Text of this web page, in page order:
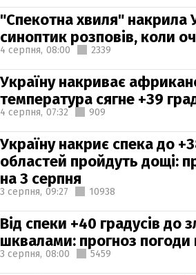
"Спекотна хвиля" накрила
синоптик розповів, коли
4 серпня, 08:00 2339
Україну накриває
температура сягне +39
4 серпня, 07:32 909
Україну накриє спека до
областей пройдуть дощі:
на 3 серпня
3 серпня, 09:27 10938
Від спеки +40 градусів до
шквалами: прогноз погоди
3 серпня, 08:00 5459